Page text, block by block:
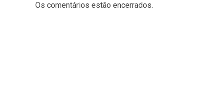
Os comentários estão encerrados.